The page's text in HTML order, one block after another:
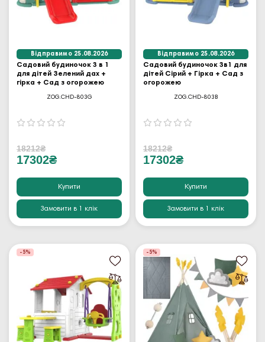
Відправимо 25.08.2026
Садовий будиночок 3 в 1
для дітей Зелений дах +
гірка + Сад з огорожею
ZOG.CHD-803G
18212₴
17302₴
Купити
Замовити в 1 клік
Відправимо 25.08.2026
Садовий будиночок 3в1 для
дітей Сірий + Гірка + Сад з
огорожею
ZOG.CHD-803B
18212₴
17302₴
Купити
Замовити в 1 клік
-5% -5%